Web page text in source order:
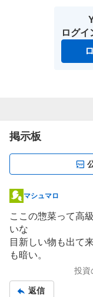
ログイ
掲示板
掲
示
板
記
事
マシュマロ
ここの惣菜って高
いな
目新しい物も出て
も暗い。
投資
返信